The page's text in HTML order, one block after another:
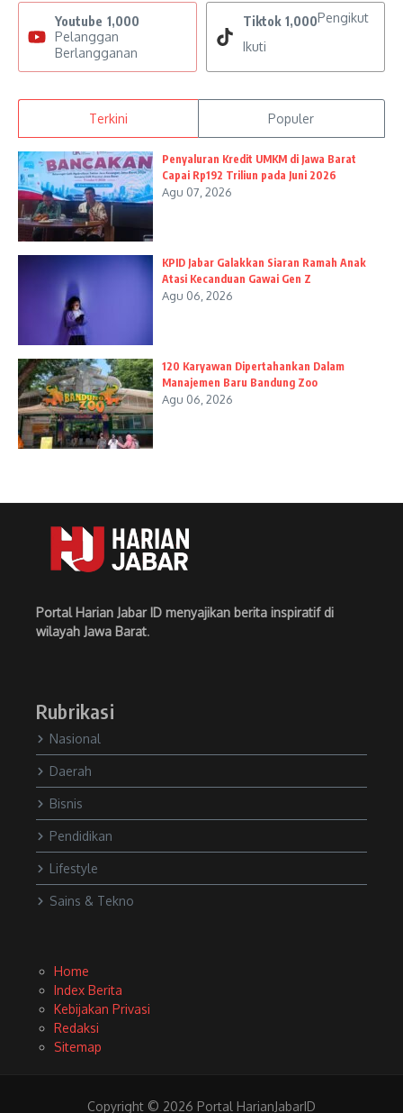
Youtube 1,000
Pelanggan
Berlangganan
Tiktok 1,000Pengikut
Ikuti
Terkini Populer
Penyaluran Kredit UMKM di Jawa Barat
Capai Rp192 Triliun pada Juni 2026
Agu 07, 2026
KPID Jabar Galakkan Siaran Ramah Anak
Atasi Kecanduan Gawai Gen Z
Agu 06, 2026
120 Karyawan Dipertahankan Dalam
Manajemen Baru Bandung Zoo
Agu 06, 2026
Portal Harian Jabar ID menyajikan berita inspiratif di
wilayah Jawa Barat.
Rubrikasi
Nasional
Daerah
Bisnis
Pendidikan
Lifestyle
Sains & Tekno
Home
Index Berita
Kebijakan Privasi
Redaksi
Sitemap